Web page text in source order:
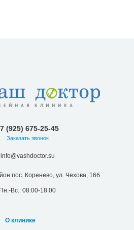
(925) 675-25-45
Заказать звонок
info@vashdoctor.su
пос. Коренево, ул. Чехова, 16б
Пн.-Вс.: 08:00-18:00
О клинике